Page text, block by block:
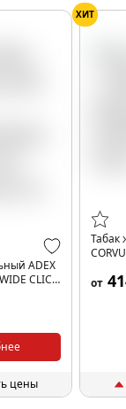
ADEX
CLICK
цены
ХИТ
Табак
от